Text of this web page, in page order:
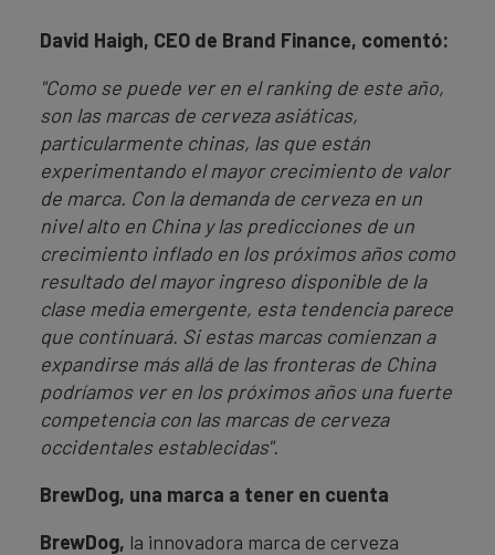
David Haigh, CEO de Brand Finance, comentó:
"Como se puede ver en el ranking de este año,
son las marcas de cerveza asiáticas,
particularmente chinas, las que están
experimentando el mayor crecimiento de valor
de marca. Con la demanda de cerveza en un
nivel alto en China y las predicciones de un
crecimiento inflado en los próximos años como
resultado del mayor ingreso disponible de la
clase media emergente, esta tendencia parece
que continuará. Si estas marcas comienzan a
expandirse más allá de las fronteras de China
podríamos ver en los próximos años una fuerte
competencia con las marcas de cerveza
occidentales establecidas".
BrewDog, una marca a tener en cuenta
BrewDog, la innovadora marca de cerveza